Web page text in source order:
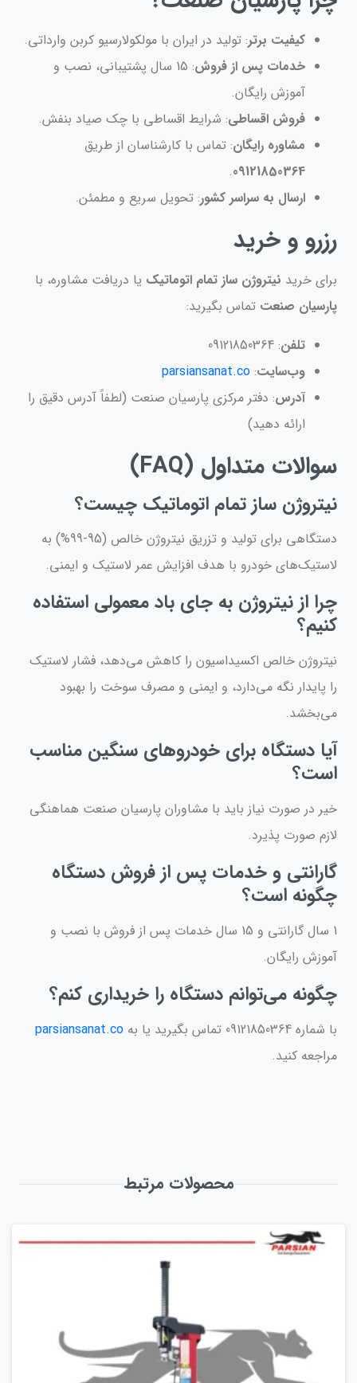
کیفیت برتر: تولید در ایران با مولکولارسیو کربن وارداتی.
خدمات پس از فروش
: 15 سال پشتیبانی، نصب و
آموزش رایگان.
فروش اقساطی: شرایط اقساطی با چک صیاد بنفش.
مشاوره رایگان: تماس با کارشناسان از طریق
09121850364
.
ارسال به سراسر کشور: تحویل سریع و مطمئن.
رزرو و خرید
برای خرید نیتروژن ساز تمام اتوماتیک یا دریافت مشاوره، با
پارسیان صنعت تماس بگیرید:
تلفن: 09121850364
وب‌سایت:
parsiansanat.co
آدرس: دفتر مرکزی پارسیان صنعت (لطفاً آدرس دقیق را
ارائه دهید)
سوالات متداول (FAQ)
نیتروژن ساز تمام اتوماتیک چیست؟
دستگاهی برای تولید و تزریق نیتروژن خالص (95-99%) به
لاستیک‌های خودرو با هدف افزایش عمر لاستیک و ایمنی.
چرا از نیتروژن به جای باد معمولی استفاده
کنیم؟
نیتروژن خالص اکسیداسیون را کاهش می‌دهد، فشار لاستیک
را پایدار نگه می‌دارد، و ایمنی و مصرف سوخت را بهبود
می‌بخشد.
آیا دستگاه برای خودروهای سنگین مناسب
است؟
خیر در صورت نیاز باید با مشاوران پارسیان صنعت هماهنگی
لازم صورت پذیرد.
گارانتی و خدمات پس از فروش دستگاه
چگونه است؟
1 سال گارانتی و 15 سال خدمات پس از فروش با نصب و
آموزش رایگان.
چگونه می‌توانم دستگاه را خریداری کنم؟
با شماره 09121850364 تماس بگیرید یا به
parsiansanat.co
مراجعه کنید.
محصولات مرتبط